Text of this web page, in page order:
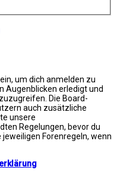
um dich anmelden zu
Augenblicken erledigt und
Die Board-
auch zusätzliche
unsere
Regelungen, bevor du
Forenregeln, wenn